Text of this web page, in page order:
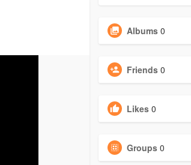
Albums 0
Friends 0
Likes 0
Groups 0